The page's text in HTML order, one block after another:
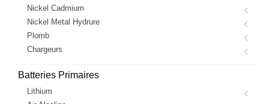
Nickel Cadmium
Nickel Metal Hydrure
Plomb
Chargeurs
Batteries Primaires
Lithium